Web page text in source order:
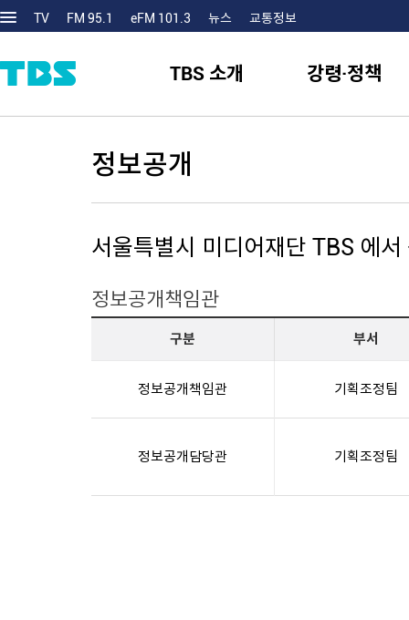
TV FM 95.1 eFM 101.3 뉴스 교통정보
TBS 소개 강령·정책
정보공개
서울특별시 미디어재단 TBS 에
정보공개책임관
구분 부서
정보공개책임관 기획조정팀
정보공개담당관 기획조정팀